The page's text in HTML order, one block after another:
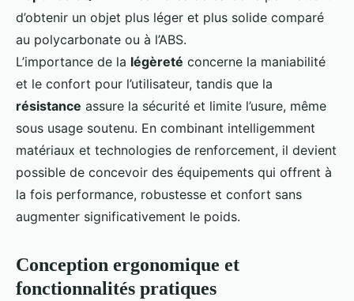
d’obtenir un objet plus léger et plus solide comparé
au polycarbonate ou à l’ABS.
L’importance de la légèreté concerne la maniabilité
et le confort pour l’utilisateur, tandis que la
résistance assure la sécurité et limite l’usure, même
sous usage soutenu. En combinant intelligemment
matériaux et technologies de renforcement, il devient
possible de concevoir des équipements qui offrent à
la fois performance, robustesse et confort sans
augmenter significativement le poids.
Conception ergonomique et
fonctionnalités pratiques